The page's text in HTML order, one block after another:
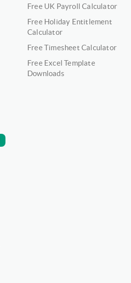
Free UK Payroll Calculator
Free Holiday Entitlement
Calculator
Free Timesheet Calculator
Free Excel Template
Downloads